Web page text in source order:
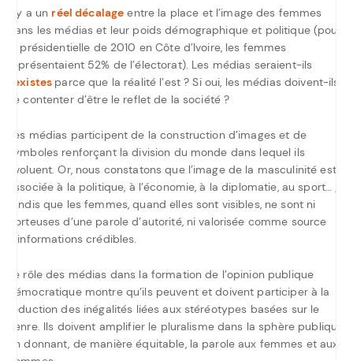
Il y a un réel décalage entre la place et l’image des femmes
dans les médias et leur poids démographique et politique (pour
la présidentielle de 2010 en Côte d’Ivoire, les femmes
représentaient 52% de l’électorat). Les médias seraient-ils
sexistes parce que la réalité l’est ? Si oui, les médias doivent-ils
se contenter d’être le reflet de la société ?
Les médias participent de la construction d’images et de
symboles renforçant la division du monde dans lequel ils
évoluent. Or, nous constatons que l’image de la masculinité est
associée à la politique, à l’économie, à la diplomatie, au sport… ;
tandis que les femmes, quand elles sont visibles, ne sont ni
porteuses d’une parole d’autorité, ni valorisée comme source
d’informations crédibles.
Le rôle des médias dans la formation de l’opinion publique
démocratique montre qu’ils peuvent et doivent participer à la
réduction des inégalités liées aux stéréotypes basées sur le
genre. Ils doivent amplifier le pluralisme dans la sphère publique
en donnant, de manière équitable, la parole aux femmes et aux